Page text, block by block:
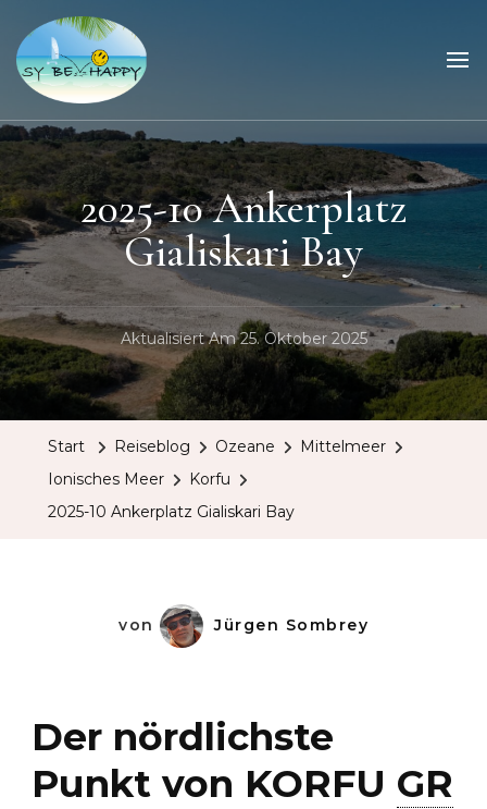
Sailing Be Happy
ein Traum wird wahr
2025-10 Ankerplatz
Gialiskari Bay
Aktualisiert Am25. Oktober 2025
Start Reiseblog Ozeane
Mittelmeer
Ionisches Meer
Korfu
2025-10 Ankerplatz Gialiskari Bay
von Jürgen Sombrey
Der nördlichste
Punkt von KORFU GR